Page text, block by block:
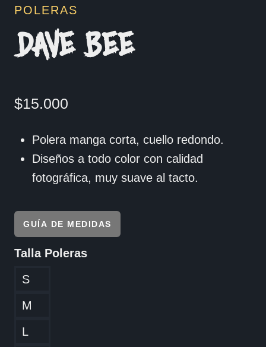
POLERAS
DAVE BEE
$15.000
Polera manga corta, cuello redondo.
Diseños a todo color con calidad
fotográfica, muy suave al tacto.
GUÍA DE MEDIDAS
Talla Poleras
S
M
L